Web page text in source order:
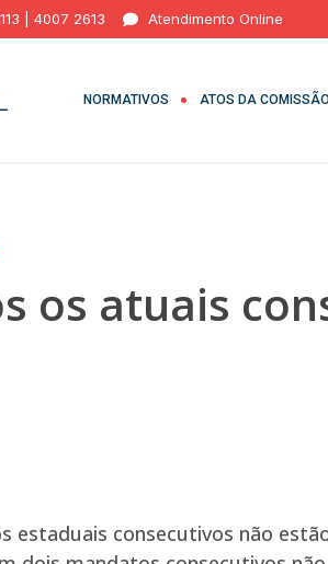
| 4007 2613 Atendimento Online
NORMATIVOS ATOS DA
os atuais
estaduais consecutivos não